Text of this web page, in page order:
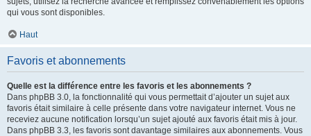
qui vous sont disponibles.
Haut
Favoris et abonnements
Quelle est la différence entre les favoris et les abonnements ?
Dans phpBB 3.0, la fonctionnalité qui vous permettait d’ajouter un sujet aux
favoris était similaire à celle présente dans votre navigateur internet. Vous ne
receviez aucune notification lorsqu’un sujet ajouté aux favoris était mis à jour.
Dans phpBB 3.3, les favoris sont davantage similaires aux abonnements. Vous